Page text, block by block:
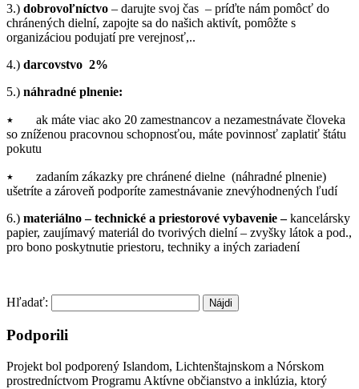
3.) dobrovoľníctvo – darujte svoj čas – príďte nám pomôcť do
chránených dielní, zapojte sa do našich aktivít, pomôžte s
organizáciou podujatí pre verejnosť,..
4.) darcovstvo 2%
5.) náhradné plnenie:
٭ ak máte viac ako 20 zamestnancov a nezamestnávate človeka
so zníženou pracovnou schopnosťou, máte povinnosť zaplatiť štátu
pokutu
٭ zadaním zákazky pre chránené dielne (náhradné plnenie)
ušetríte a zároveň podporíte zamestnávanie znevýhodnených ľudí
6.) materiálno – technické a priestorové vybavenie –kancelársky
papier, zaujímavý materiál do tvorivých dielní – zvyšky látok a pod.,
pro bono poskytnutie priestoru, techniky a iných zariadení
Hľadať:
Podporili
Projekt bol podporený Islandom, Lichtenštajnskom a Nórskom
prostredníctvom Programu Aktívne občianstvo a inklúzia, ktorý